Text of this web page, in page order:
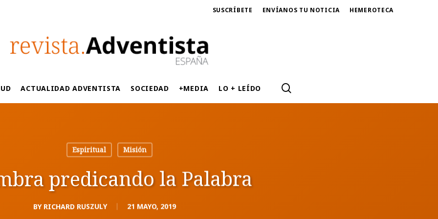
SUSCRÍBETE ENVÍANOS TU NOTICIA HEMEROTECA
ACTUALIDAD ADVENTISTA SOCIEDAD +MEDIA LO + LEÍDO
Espiritual Misión
predicando la Palabra
BY RICHARD RUSZULY 21 MAYO, 2019